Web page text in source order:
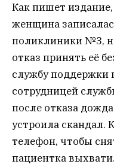
Как пишет
женщина
поликлиники №3,
отказ принять её
службу поддержки
сотрудницей
после отказа
устроила скандал.
телефон, чтобы
пациентка